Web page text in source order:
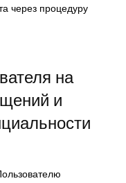
через процедуру
на
и